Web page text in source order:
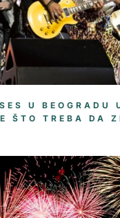
U
ŠTO TREBA DA